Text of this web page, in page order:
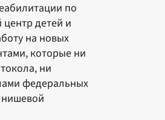
по
детей и
на новых
которые ни
ни
федеральных
нишевой